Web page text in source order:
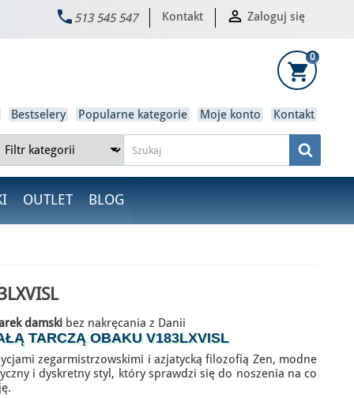
 513 545 547 Kontakt  Zaloguj się
shopping_cart
0
Bestselery Popularne kategorie Moje konto Kontakt
OUTLET BLOG
damski bez nakręcania z Danii
TARCZĄ OBAKU V183LXVISL
zegarmistrzowskimi i azjatycką filozofią Zen, modne
i dyskretny styl, który sprawdzi się do noszenia na co
×